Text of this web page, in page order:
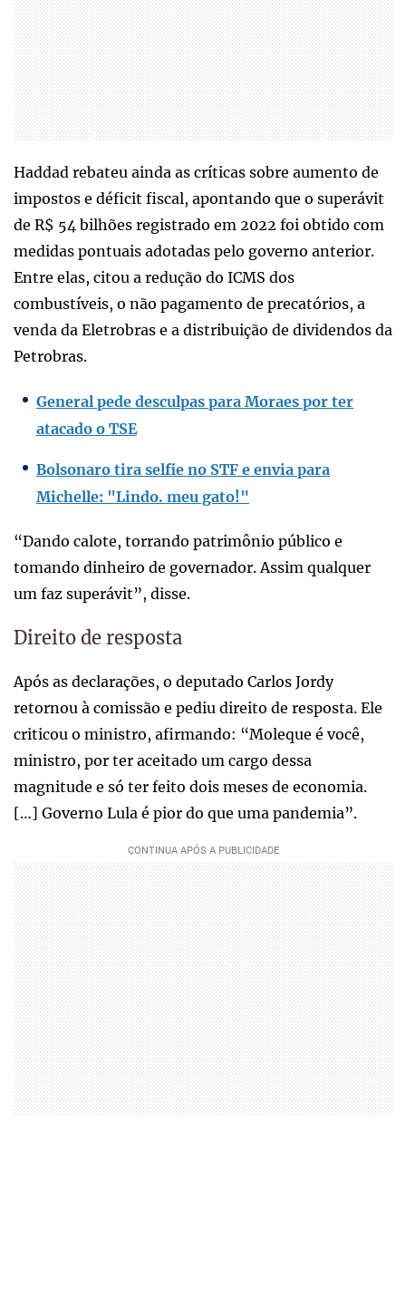
Haddad rebateu ainda as críticas sobre aumento de
impostos e déficit fiscal, apontando que o superávit
de R$ 54 bilhões registrado em 2022 foi obtido com
medidas pontuais adotadas pelo governo anterior.
Entre elas, citou a redução do ICMS dos
combustíveis, o não pagamento de precatórios, a
venda da Eletrobras e a distribuição de dividendos da
Petrobras.
General pede desculpas para Moraes por ter
atacado o TSE
Bolsonaro tira selfie no STF e envia para
Michelle: "Lindo. meu gato!"
“Dando calote, torrando patrimônio público e
tomando dinheiro de governador. Assim qualquer
um faz superávit”, disse.
Direito de resposta
Após as declarações, o deputado Carlos Jordy
retornou à comissão e pediu direito de resposta. Ele
criticou o ministro, afirmando: “Moleque é você,
ministro, por ter aceitado um cargo dessa
magnitude e só ter feito dois meses de economia.
[…] Governo Lula é pior do que uma pandemia”.